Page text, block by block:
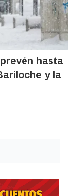
hasta
y la